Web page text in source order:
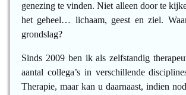
genezing te vinden. Niet alleen door te
het geheel… lichaam, geest en ziel.
grondslag?
Sinds 2009 ben ik als zelfstandig
aantal collega’s in verschillende
Therapie, maar kan u daarnaast, indien